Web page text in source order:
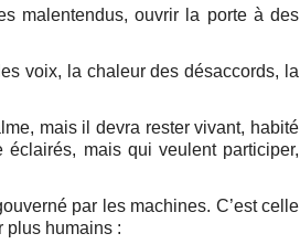
malentendus, ouvrir la porte à des
voix, la chaleur des désaccords, la
mais il devra rester vivant, habité
mais qui veulent participer,
par les machines. C’est celle
plus humains :